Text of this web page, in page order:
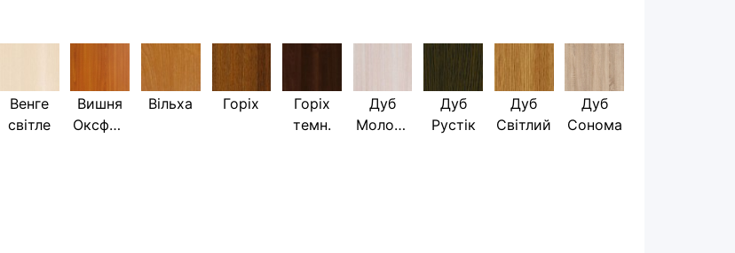
Венге
світле
Вишня
Оксфор
Вільха Горіх
Горіх
темн.
Дуб
Молочн
Дуб
Рустік
Дуб
Світлий
Дуб
Сонома